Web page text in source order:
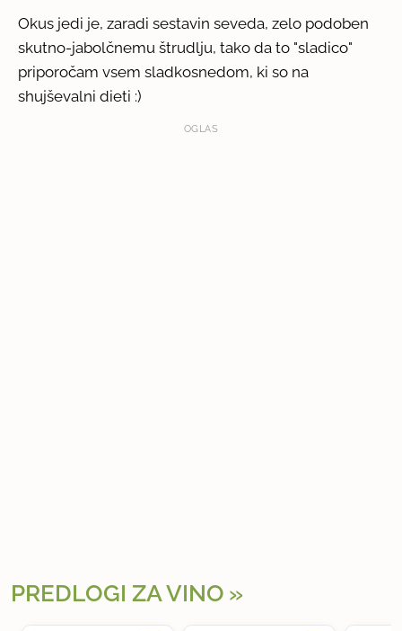
Okus jedi je, zaradi sestavin seveda, zelo podoben
skutno-jabolčnemu štrudlju, tako da to "sladico"
priporočam vsem sladkosnedom, ki so na
shujševalni dieti :)
OGLAS
PREDLOGI ZA VINO